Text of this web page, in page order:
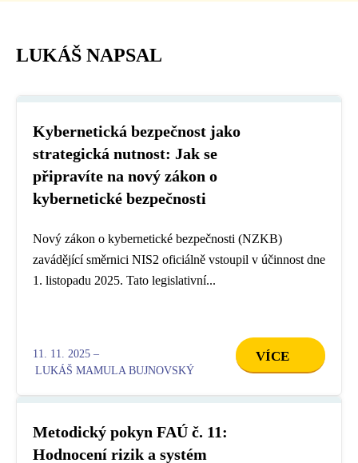
LUKÁŠ NAPSAL
Kybernetická bezpečnost jako
strategická nutnost: Jak se
připravíte na nový zákon o
kybernetické bezpečnosti
Nový zákon o kybernetické bezpečnosti (NZKB)
zavádějící směrnici NIS2 oficiálně vstoupil v účinnost dne
1. listopadu 2025. Tato legislativní...
11. 11. 2025 –
LUKÁŠ MAMULA BUJNOVSKÝ
VÍCE
Metodický pokyn FAÚ č. 11:
Hodnocení rizik a systém